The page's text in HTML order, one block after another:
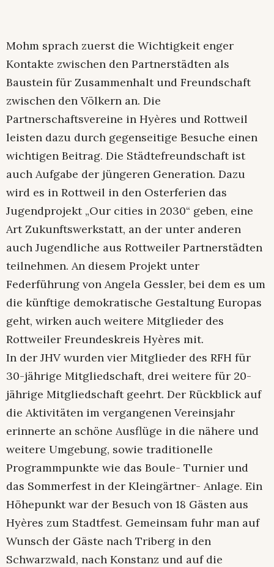
Mohm sprach zuerst die Wichtigkeit enger
Kontakte zwischen den Partnerstädten als
Baustein für Zusammenhalt und Freundschaft
zwischen den Völkern an. Die
Partnerschaftsvereine in Hyères und Rottweil
leisten dazu durch gegenseitige Besuche einen
wichtigen Beitrag. Die Städtefreundschaft ist
auch Aufgabe der jüngeren Generation. Dazu
wird es in Rottweil in den Osterferien das
Jugendprojekt „Our cities in 2030“ geben, eine
Art Zukunftswerkstatt, an der unter anderen
auch Jugendliche aus Rottweiler Partnerstädten
teilnehmen. An diesem Projekt unter
Federführung von Angela Gessler, bei dem es um
die künftige demokratische Gestaltung Europas
geht, wirken auch weitere Mitglieder des
Rottweiler Freundeskreis Hyères mit.
In der JHV wurden vier Mitglieder des RFH für
30-jährige Mitgliedschaft, drei weitere für 20-
jährige Mitgliedschaft geehrt. Der Rückblick auf
die Aktivitäten im vergangenen Vereinsjahr
erinnerte an schöne Ausflüge in die nähere und
weitere Umgebung, sowie traditionelle
Programmpunkte wie das Boule- Turnier und
das Sommerfest in der Kleingärtner- Anlage. Ein
Höhepunkt war der Besuch von 18 Gästen aus
Hyères zum Stadtfest. Gemeinsam fuhr man auf
Wunsch der Gäste nach Triberg in den
Schwarzwald, nach Konstanz und auf die